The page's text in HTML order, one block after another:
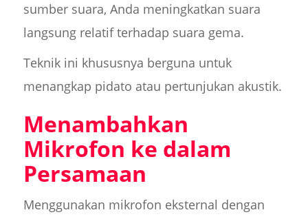
sumber suara, Anda meningkatkan suara
langsung relatif terhadap suara gema.
Teknik ini khususnya berguna untuk
menangkap pidato atau pertunjukan akustik.
Menambahkan
Mikrofon ke dalam
Persamaan
Menggunakan mikrofon eksternal dengan